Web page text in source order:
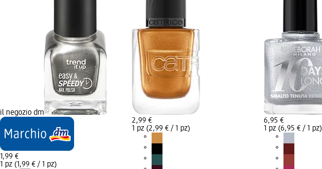
il negozio dm
1,99 €
1 pz (1,99 € / 1 pz)
2,99 €
1 pz (2,99 € / 1 pz)
6,95 €
1 pz (6,95 € / 1 pz)